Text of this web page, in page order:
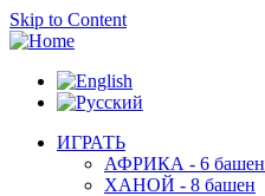
Skip to Content
ИГРАТЬ
АФРИКА - 6 башен
ХАНОЙ - 8 башен